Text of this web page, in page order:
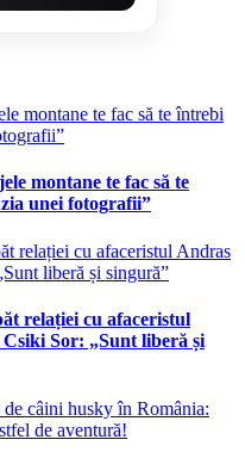
montane te fac să te
unei fotografii”
relației cu afaceristul
Sor: „Sunt liberă și